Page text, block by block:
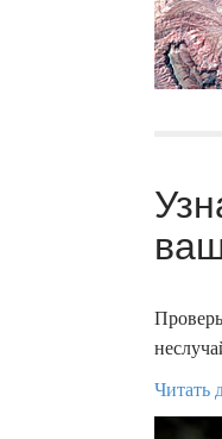
Читать